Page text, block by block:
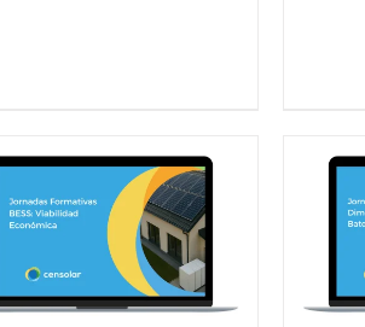
AÑADIR AL CARRITO
DETALLES